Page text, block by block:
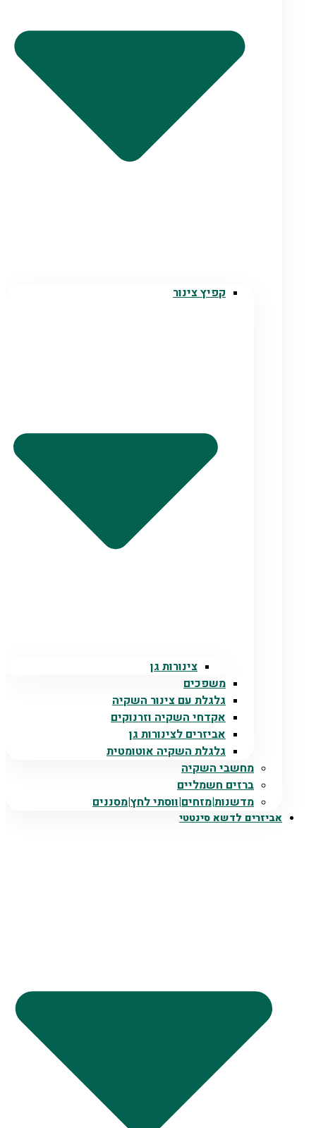
קפיץ צינור
צינורות גן
משפכים
גלגלת עם צינור השקיה
אקדחי השקיה וזרנוקים
אביזרים לצינורות גן
גלגלת השקיה אוטומטית
מחשבי השקיה
ברזים חשמליים
מדשנות|מזחים|ווסתי לחץ|מסננים
אביזרים לדשא סינטטי